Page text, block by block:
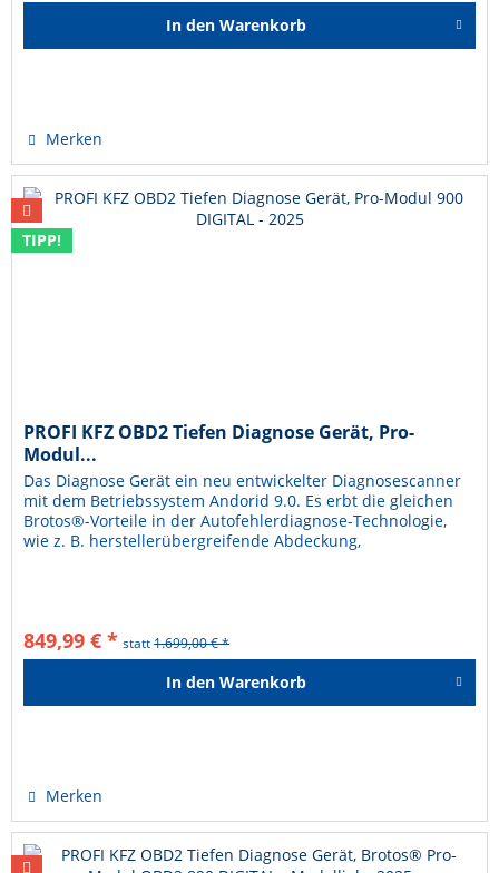
In den Warenkorb
Merken
TIPP!
PROFI KFZ OBD2 Tiefen Diagnose Gerät, Pro-
Modul...
Das Diagnose Gerät ein neu entwickelter Diagnosescanner
mit dem Betriebssystem Andorid 9.0. Es erbt die gleichen
Brotos®-Vorteile in der Autofehlerdiagnose-Technologie,
wie z. B. herstellerübergreifende Abdeckung,
849,99 € * statt1.699,00 € *
In den Warenkorb
Merken